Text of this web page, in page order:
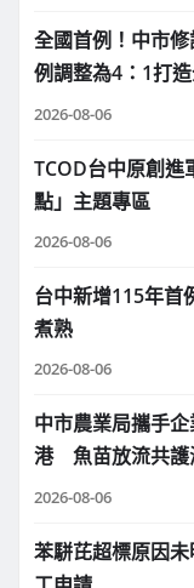
全國首例！中市
例調整為4：1打
2026-08-06
TCOD台中原創進
點」主題專區
2026-08-06
台中新增115年首
煮熟
2026-08-06
中市農業局攜手
港 魚苗放流共護
2026-08-06
苯駢芘超標原因